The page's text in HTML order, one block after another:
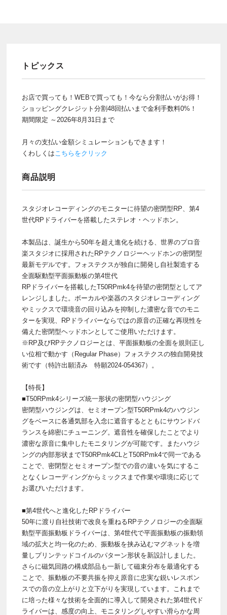
トピックス
お店で買っても！WEBで買っても！今なら分割払いがお得！
ショッピングクレジット分割48回払いまで金利手数料0%！
期間限定 ～2026年8月31日まで
月々の支払い金額シミュレーションもできます！
くわしくはこちらをクリック
商品説明
スタジオレコーディングのモニターに待望の密閉型RP、第4
世代RPドライバーを搭載したステレオ・ヘッドホン。
本製品は、誕生から50年を超え進化を続ける、世界のプロ音
楽スタジオに採用されたRPテクノロジーヘッドホンの密閉型
最新モデルです。フォステクスが独自に開発し自社製造する
全面駆動型平面振動板の第4世代
RPドライバーを搭載したT50RPmk4を待望の密閉型としてア
レンジしました。ボーカルや楽器のスタジオレコーディング
やミックスで環境音の回り込みを抑制した濃密な音でのモニ
ターを実現、RPドライバーならではの原音の正確な再現性を
備えた密閉型ヘッドホンとしてご使用いただけます。
※RP及びRPテクノロジーとは、平面振動板の全面を規則正し
い位相で動かす（Regular Phase）フォステクスの独自開発技
術です（特許出願済み 特願2024-054367）。
【特長】
■T50RPmk4シリーズ統一形状の密閉型ハウジング
密閉型ハウジングは、セミオープン型T50RPmk4のハウジン
グをベースに各通気部を入念に遮音するとともにサウンドバ
ランスを綿密にチューニング。遮音性を確保したことでより
濃密な原音に集中したモニタリングが可能です。またハウジ
ングの内部形状までT50RPmk4CLとT50RPmk4で同一である
ことで、密閉型とセミオープン型での音の違いを気にするこ
となくレコーディングからミックスまで作業や環境に応じて
お選びいただけます。
■第4世代へと進化したRPドライバー
50年に渡り自社技術で改良を重ねるRPテクノロジーの全面駆
動型平面振動板ドライバーは、第4世代で平面振動板の振動領
域の拡大と均一化のため、振動板を挟み込むマグネットを増
量しプリンテッドコイルのパターン形状を新設計しました。
さらに磁気回路の構成部品も一新して磁束分布を最適化する
ことで、振動板の不要共振を抑え原音に忠実な鋭いレスポン
スでの音の立上がりと立下がりを実現しています。これまで
に培った様々な技術を全面的に導入して開発された第4世代ド
ライバーは、感度の向上、モニタリングしやすい滑らかな周